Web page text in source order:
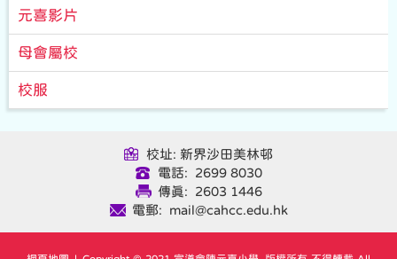
元喜影片
母會屬校
校服
校址: 新界沙田美林邨
電話: 2699 8030
傳真: 2603 1446
電郵: mail@cahcc.edu.hk